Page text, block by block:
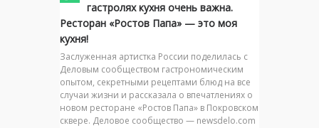
гастролях кухня очень важна.
Ресторан «Ростов Папа» — это моя
кухня!
Заслуженная артистка России поделилась с
Деловым сообществом гастрономическим
опытом, секретными рецептами блюд на все
случаи жизни и рассказала о впечатлениях о
новом ресторане «Ростов Папа» в Покровском
сквере. Деловое сообщество — newsdelo.com